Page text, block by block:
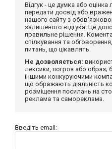
Відгук - це думка або
передати досвід або
нашого сайту з
залишеного відгука. Це
правильне рішення.
спілкування та
питань, що цікавлять.
Не дозволяється:
лексики, погроз або образ;
іншими конкуруючими
що ображають діяльність
розміщення посилань на
реклама та самореклама.
Введіть email: